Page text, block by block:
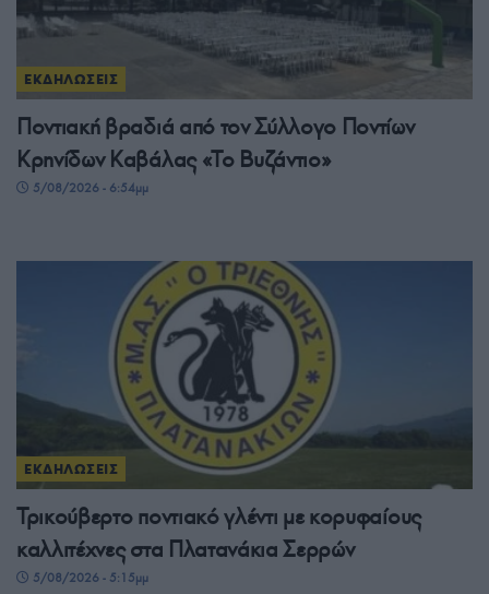
ΕΚΔΗΛΩΣΕΙΣ
Ποντιακή βραδιά από τον Σύλλογο Ποντίων
Κρηνίδων Καβάλας «Το Βυζάντιο»
5/08/2026 - 6:54μμ
ΕΚΔΗΛΩΣΕΙΣ
Τρικούβερτο ποντιακό γλέντι με κορυφαίους
καλλιτέχνες στα Πλατανάκια Σερρών
5/08/2026 - 5:15μμ